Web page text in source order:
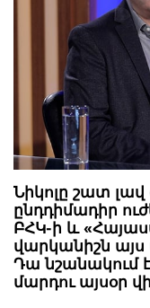
Նիկոլը շատ
ընդդիմադիր
ԲՀԿ-ի և
վարկանիշն
Դա նշանակում
մարդու այսօր